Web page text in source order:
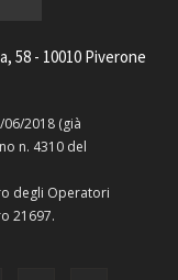
58 - 10010 Piverone
2018 (già
n. 4310 del
degli Operatori
21697.